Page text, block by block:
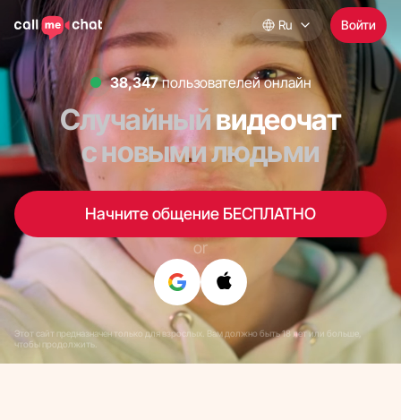
Ru Войти
37,824пользователей онлайн
Случайныйвидеочат
с новыми людьми
Начните общение БЕСПЛАТНО
or
Этот сайт предназначен только для взрослых. Вам должно быть 18 лет или больше,
чтобы продолжить.